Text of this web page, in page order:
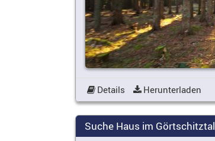
Details Herunterladen
Suche Haus im Görtschitztal